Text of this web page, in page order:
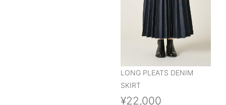
LONG PLEATS DENIM
SKIRT
¥22,000